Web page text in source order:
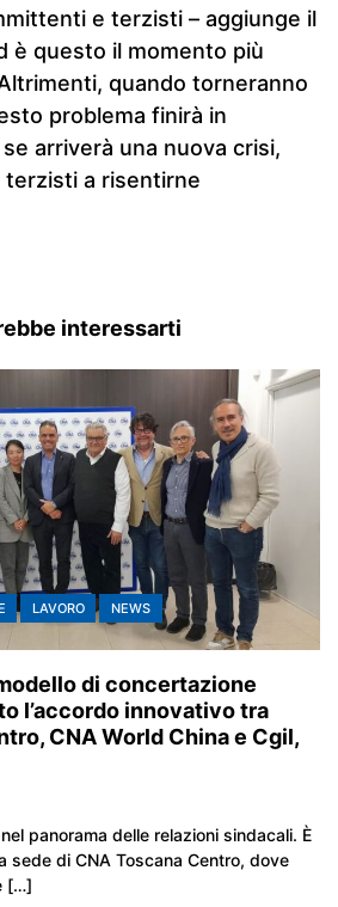
e terzisti – aggiunge il
è questo il momento più
quando torneranno
problema finirà in
arriverà una nuova crisi,
terzisti a risentirne
interessarti
LAVORO NEWS
di concertazione
l’accordo innovativo tra
CNA World China e Cgil,
panorama delle relazioni sindacali. È
sede di CNA Toscana Centro, dove
[…]